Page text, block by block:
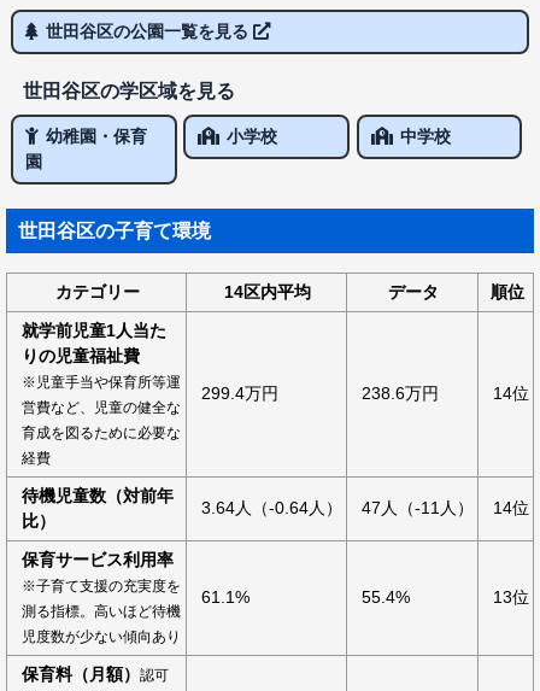
世田谷区の公園一覧を見る
世田谷区の学区域を見る
幼稚園・保育
園
小学校 中学校
世田谷区の子育て環境
カテゴリー 14区内平均 データ
順位
就学前児童1人当た
りの児童福祉費
※児童手当や保育所等運
営費など、児童の健全な
育成を図るために必要な
経費
299.4万円 238.6万円 14位
待機児童数（対前年
比）
3.64人（-0.64人） 47人（-11人） 14位
保育サービス利用率
※子育て支援の充実度を
測る指標。高いほど待機
児度数が少ない傾向あり
61.1% 55.4% 13位
保育料（月額）
認可